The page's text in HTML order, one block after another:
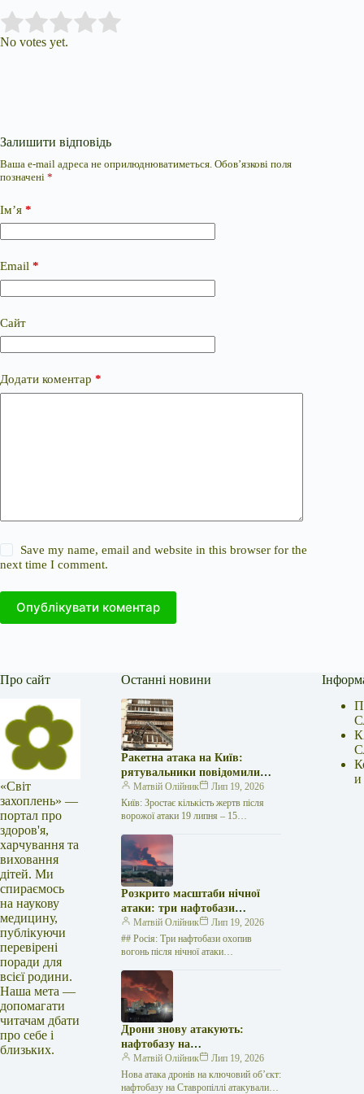
Rate this item:
No votes yet.
Залишити відповідь
Ваша e-mail адреса не оприлюднюватиметься. Обов’язкові поля
позначені *
Ім’я *
Email *
Сайт
Додати коментар *
Save my name, email and website in this browser for the
next time I comment.
Опублікувати коментар
Про сайт
«Світ
захоплень» —
портал про
здоров'я,
харчування та
виховання
дітей. Ми
спираємось
на наукову
медицину,
публікуючи
перевірені
поради для
всієї родини.
Наша мета —
допомагати
читачам дбати
про себе і
близьких.
Останні новини
Ракетна атака на Київ:
рятувальники повідомили
про 15 поранених
Матвій Олійник
Лип 19, 2026
Київ: Зростає кількість жертв після
ворожої атаки 19 липня – 15
російської агресії, що сталася у
столиці…
Розкрито масштаби нічної
атаки: три нафтобази
палають у Ставрополі –
OSINT-аналіз
Матвій Олійник
Лип 19, 2026
## Росія: Три нафтобази охопив
вогонь після нічної атаки
Еболи набирав обертів: "Лікарі без
кордонів" б'ють…
Дрони знову атакують:
нафтобазу на
Ставропольщині вражено
втретє за два тижні
Матвій Олійник
Лип 19, 2026
Нова атака дронів на ключовий об’єкт:
нафтобазу на Ставропіллі атакували
и